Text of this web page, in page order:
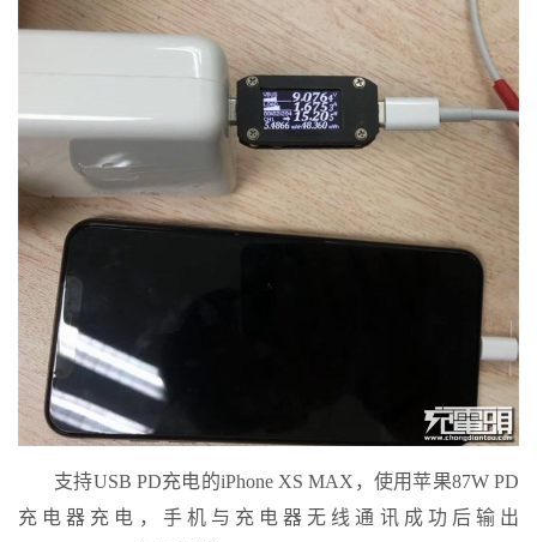
支持USB PD充电的iPhone XS MAX，使用苹果87W PD
充电器充电，手机与充电器无线通讯成功后输出